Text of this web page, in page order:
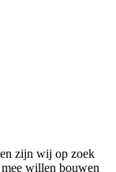
zijn wij op zoek
willen bouwen